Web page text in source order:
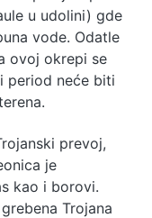
u udolini) gde
vode. Odatle
ovoj okrepi se
period neće biti
prevoj,
je
kao i borovi.
Trojana